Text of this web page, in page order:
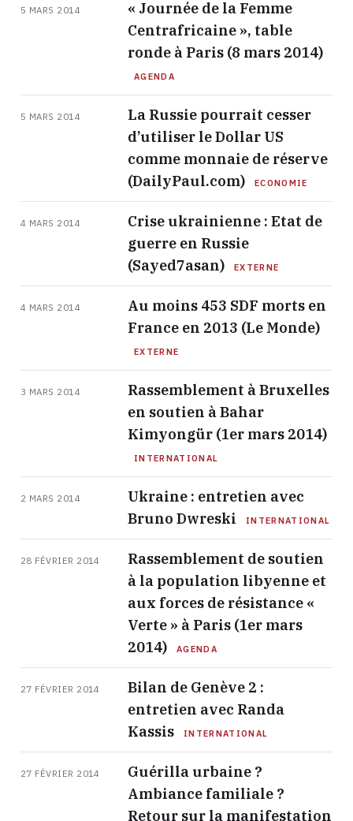
5 MARS 2014
« Journée de la Femme
Centrafricaine », table
ronde à Paris (8 mars 2014)
AGENDA
5 MARS 2014
La Russie pourrait cesser
d’utiliser le Dollar US
comme monnaie de réserve
(DailyPaul.com)
ECONOMIE
4 MARS 2014
Crise ukrainienne : Etat de
guerre en Russie
(Sayed7asan)
EXTERNE
4 MARS 2014
Au moins 453 SDF morts en
France en 2013 (Le Monde)
EXTERNE
3 MARS 2014
Rassemblement à Bruxelles
en soutien à Bahar
Kimyongür (1er mars 2014)
INTERNATIONAL
2 MARS 2014
Ukraine : entretien avec
Bruno Dwreski
INTERNATIONAL
28 FÉVRIER 2014
Rassemblement de soutien
à la population libyenne et
aux forces de résistance «
Verte » à Paris (1er mars
2014)
AGENDA
27 FÉVRIER 2014
Bilan de Genève 2 :
entretien avec Randa
Kassis
INTERNATIONAL
27 FÉVRIER 2014
Guérilla urbaine ?
Ambiance familiale ?
Retour sur la manifestation